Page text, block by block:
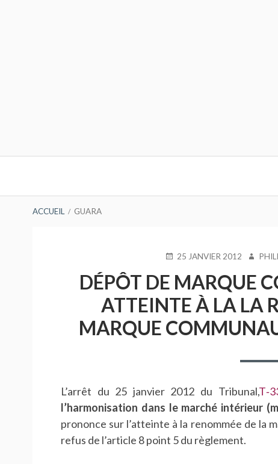
principal
FIL
ACCUEIL GUARA
PUBLIÉ
25 JANVIER 2012 AUTEUR
DÉPÔT DE MARQUE
ATTEINTE À LA LA
MARQUE
L’arrêt du 25 janvier 2012 du Tribunal,
l’harmonisation dans le marché intérieur
prononce sur l’atteinte à la renommée de la
refus de l’article 8 point 5 du règlement.